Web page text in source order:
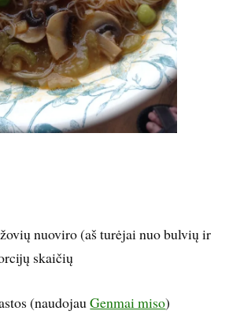
nuoviro (aš turėjai nuo bulvių ir
skaičių
(naudojauGenmai miso)